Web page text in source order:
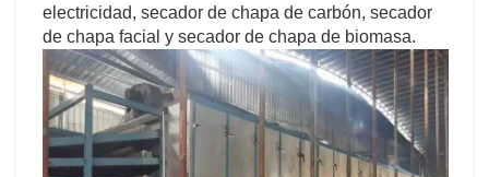
electricidad, secador de chapa de carbón, secador
de chapa facial y secador de chapa de biomasa.